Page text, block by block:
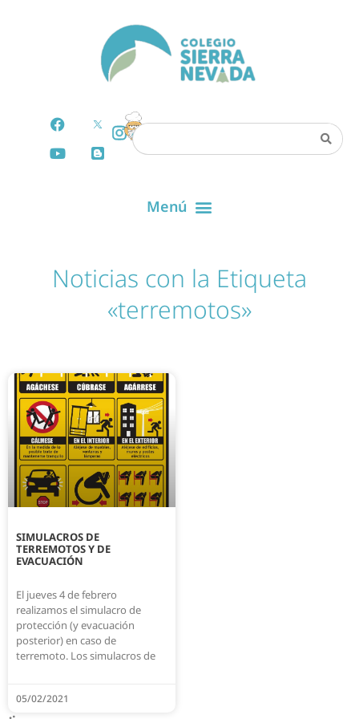
Noticias con la Etiqueta
«terremotos»
SIMULACROS DE
TERREMOTOS Y DE
EVACUACIÓN
El jueves 4 de febrero
realizamos el simulacro de
protección (y evacuación
posterior) en caso de
terremoto. Los simulacros de
05/02/2021